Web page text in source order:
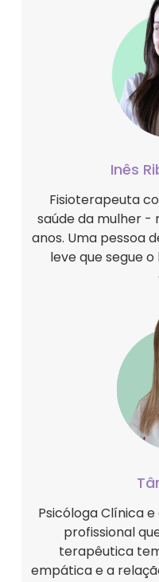
Inês
Fisioterapeuta
saúde da mulher -
anos. Uma pessoa
leve que segue
Psicóloga Clínica e
profissional
terapêutica
empática e a